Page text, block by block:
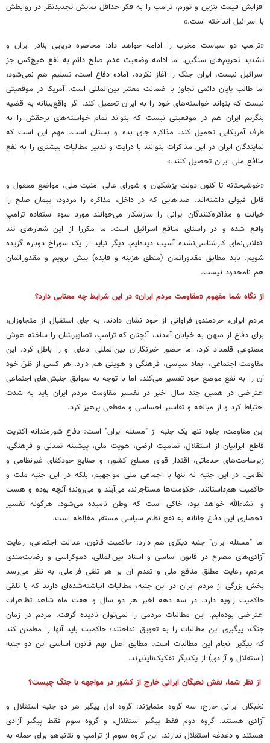
افزایش قیمت بنزین و تورم، ترامپ را به فکر حداقل نمایش تجدیدنظر در روابطش
با اسرائیل انداخته است.»
«ترامپ دو سیاست مخرب را ادامه خواهد داد: محاصره دریایی بنادر ایران و
تشدید تحریم‌های سنگین. اما ادامه وضعیت عدم صلح دائم به نفع هیچ‌کس جز
اسرائیل نیست. ایران جنگ را آغاز نکرده، آماده دفاع است، تسلیم هم نمی‌شود،
اما طالب پایان دائمی تجاوز با ضمانت معتبر بین‌المللی است. آمریکا در موقعیتی
نیست که بتواند خواسته‌های خود را به ایران تحمیل کند. اگر واقع‌بینانه به قضیه
بنگریم ایران هم در موقعیتی نیست که بتواند تمام خواسته‌های برحقش را به
طرف آمریکایی تحمیل کند. مذاکره جای بده و بستان است. مهم این است که
نمایندگان ایران در این مذاکرات بتوانند با درایت و تدبیر مطالبات بیشتری را به نفع
منافع ملی ایران تحصیل کنند.»
«خوشبختانه تا کنون دولت پزشکیان و شورای عالی امنیت ملی، مواضع معقول و
قابل قبولی داشته‌اند. صداهایی که در داخل، مذاکره را مردود، پیمان صلح را
خیانت و مذاکره‌کنندگان ایرانی را سازشکار می‌خوانند مورد سوء استفاده ترامپ
واقع شده و در راستای منافع اسرائیل است. ما مکررا از این شعارهای تند
انقلابی‌نمای کارشناسی‌نشده آسیب دیده‌ایم. دیگر نباید از یک سوراخ دوباره گزیده
شویم. باید مطابق مقدوراتمان (منطق هزینه و فایده) پیش برویم و مقدوراتمان
هم نامحدود نیست.
از نگاه شما مفهوم «مقاومت مردم ایران» در این شرایط چه معنایی دارد؟
مردم ایران، خردمندی فراوانی از خود نشان دادند. به جای استقبال از متجاوزان،
برای دفاع از میهن به خیابان آمدند، آنچنان که ترامپ، تصاویرشان را ساخته هوش
مصنوعی قلمداد کرد، اما حضور خبرنگاران بین‌المللی ادعای او را باطل کرد. این
مقاومت اجتماعی، ابعاد سیاسی، فرهنگی و هویتی هم دارد. هر کسی از ظنّ خود
آن را به نفع موضع خود تفسیر می‌کند. اما با توجه به سوابق جنبش‌های اجتماعی
اعتراضی در همین چند سال اخیر در تفسیر مقاومت مردم ایران باید به شدت
احتیاط کرد و از مبالغه و تفاسیر احساسی و مقطعی پرهیز کرد.
این مقاومت، جلوه تنها یک جنبه از "مسئله ایران" است: دفاع شورمندانه اکثریت
قاطع ایرانیان از استقلال، تمامیت ارضی، هویت ملی، پیشینه تمدنی و فرهنگی،
زیرساخت‌های خدماتی، اقتدار قوای مسلح کشور، و صنایع خودکفای غیرنظامی و
نظامی. در این جنبه نه تنها با اجماعی ملی مواجهیم، بلکه در این جنبه ملت و
حاکمیت هم‌داستانند. حکومت‌ها مستاجرند، می‌آیند و می‌روند؛ آنچه بوده و هست
و انشاءالله خواهد بود، خاکی است که وطن نامیده می‌شود. هرگونه تفسیر
انحصاری این دفاع جانانه به نفع نظام سیاسی مستقر مغالطه است.
اما "مسئله ایران" جنبه دیگری هم دارد: حاکمیت قانون، عدالت اجتماعی، رعایت
آزادی‌های مصرح در قانون اساسی و اسناد بین‌المللی، دموکراسی و رضایت‌مندی
مردم، رعایت مطلق منافع ملی و تقدم آن بر هر تلقی فراملی. به نظر می‌رسد
بخش بزرگی از مردم ایران در این جنبه، مطالبات انباشته‌شده‌ای دارند که با تلقی
حاکمیت زاویه دارد. در سه دهه اخیر هر دو سال و هفت ماه شاهد تظاهرات
اعتراضی بوده‌ایم. این مطالبات مردمی را نمی‌توان نادیده گرفت. مردم در زمان
جنگ، پیگیری این مطالبات را به تعویق انداختند؛ حاکمیت باید آنها را مطمئن کند
که پیگیر انجام این مطالبات است. مطابق اصل نهم قانون اساسی این دو جنبه
(استقلال و آزادی) از یکدیگر تفکیک‌ناپذیرند.
از نظر شما، نقش نخبگان ایرانی خارج از کشور در مواجهه با جنگ چیست؟
نخبگان ایرانی خارج، سه گروه متمایزند: گروه اول پیگیر هر دو جنبه استقلال و
آزادی هستند. گروه دوم فقط پیگیر استقلال، و گروه سوم فقط پیگیر آزادی
هستند و دغدغه استقلال ندارند. این گروه سوم از ترامپ و نتانیاهو برای حمله به